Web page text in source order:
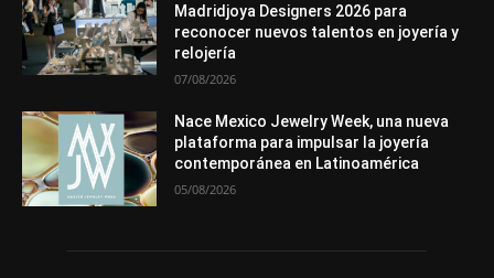
Madridjoya Designers 2026 para
reconocer nuevos talentos en joyería y
relojería
07/08/2026
Nace Mexico Jewelry Week, una nueva
plataforma para impulsar la joyería
contemporánea en Latinoamérica
05/08/2026